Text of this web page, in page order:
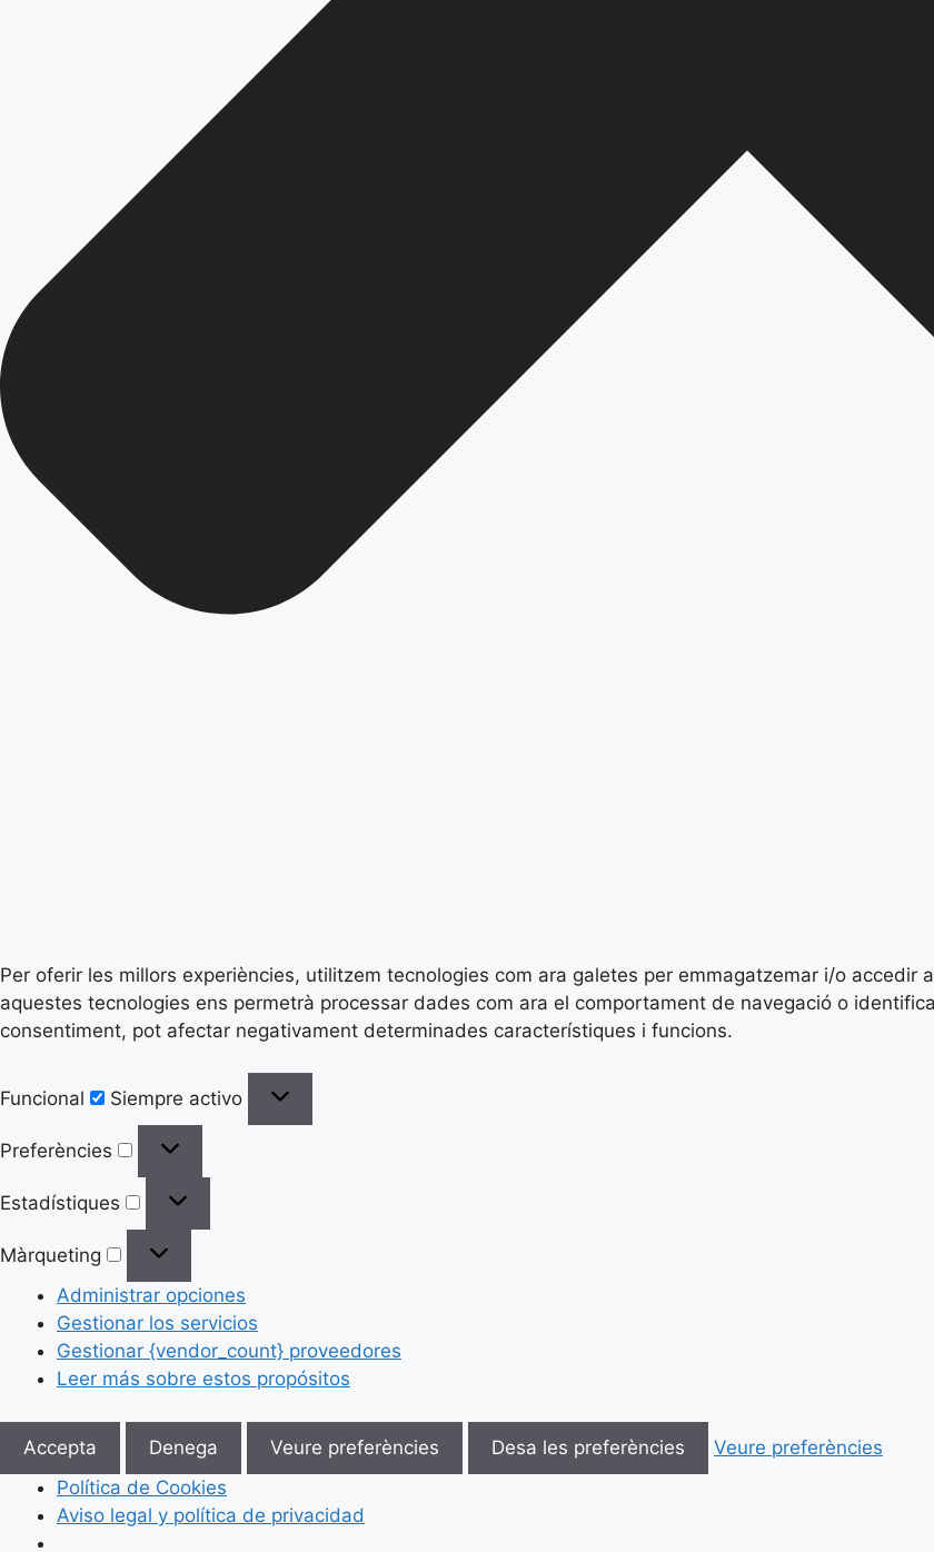
Per oferir les millors experiències, utilitzem tecnologies com ara galetes per emmagatzemar i/o accedir
aquestes tecnologies ens permetrà processar dades com ara el comportament de navegació o
consentiment, pot afectar negativament determinades característiques i funcions.
Funcional Siempre activo
Preferències
Estadístiques
Màrqueting
Administrar opciones
Gestionar los servicios
Gestionar {vendor_count} proveedores
Leer más sobre estos propósitos
Accepta Denega Veure preferències Desa les preferències
Veure preferències
Política de Cookies
Aviso legal y política de privacidad